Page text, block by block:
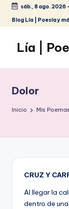
Saltar
contenido
sáb., 8 ago. 2026 -
Blog Lía | Poesía y
Lía |
Dolor
Inicio Mis Poemas
CRUZ Y
Al llegar la
dentro de